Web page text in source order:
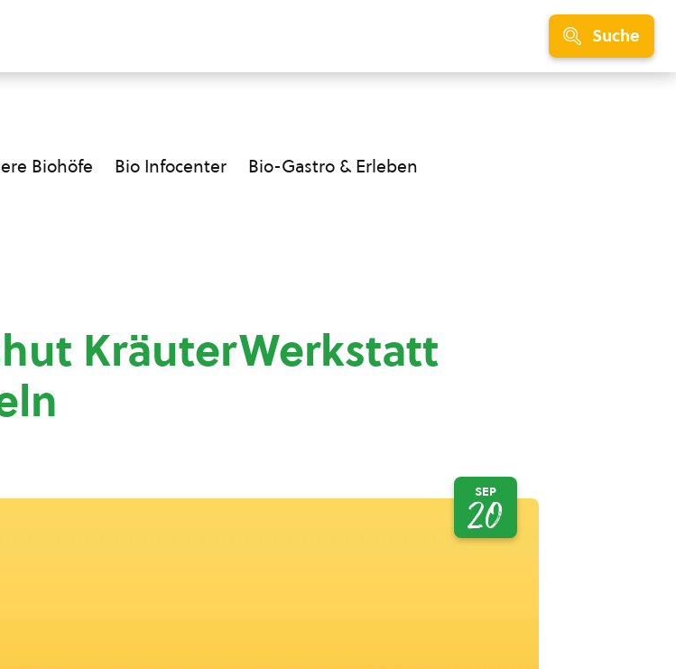
Suche
Biohöfe Bio Infocenter Bio-Gastro & Erleben
KräuterWerkstatt
SEP
20